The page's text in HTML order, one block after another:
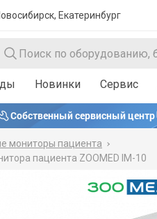
Екатеринбург
Новинки Сервис
Собственный сервисный центр
мониторы пациента
пациента ZOOMED IM-10